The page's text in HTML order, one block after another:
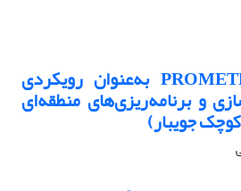
کاربرد روش PROMETHEE به‌عنوان رویکردی
و برنامه‌ریزی‌های منطقه‌ای
جویبار)